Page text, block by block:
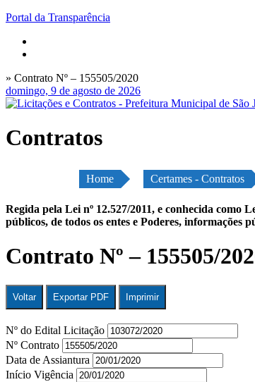
Portal da Transparência
» Contrato Nº – 155505/2020
domingo, 9 de agosto de 2026
Contratos
Home Certames - Contratos
Regida pela Lei nº 12.527/2011, e conhecida
públicos, de todos os entes e Poderes, informações
Contrato Nº – 155505/
Voltar Exportar PDF Imprimir
Nº do Edital Licitação
Nº Contrato
Data de Assiantura
Início Vigência